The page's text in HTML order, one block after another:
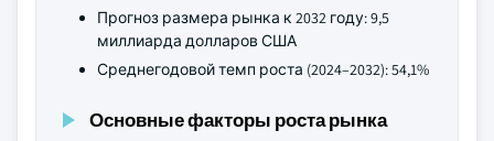
Прогноз размера рынка к 2032 году: 9,5
миллиарда долларов США
Среднегодовой темп роста (2024–2032): 54,1%
Основные факторы роста рынка